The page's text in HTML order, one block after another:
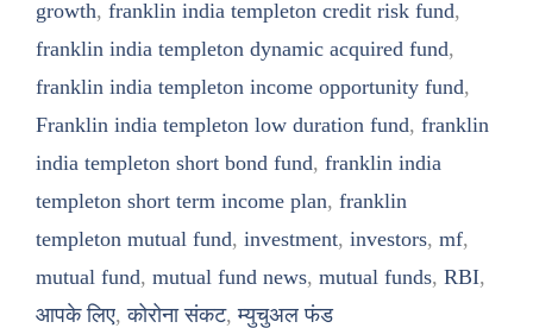
growth, franklin india templeton credit risk fund,
franklin india templeton dynamic acquired fund,
franklin india templeton income opportunity fund,
Franklin india templeton low duration fund, franklin
india templeton short bond fund, franklin india
templeton short term income plan, franklin
templeton mutual fund, investment, investors, mf,
mutual fund, mutual fund news, mutual funds, RBI,
आपके लिए,कोरोना संकट,म्युचुअल फंड